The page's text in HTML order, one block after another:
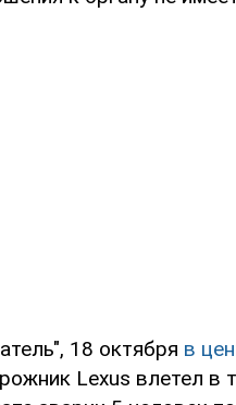
18 октября в
Lexus влетел в